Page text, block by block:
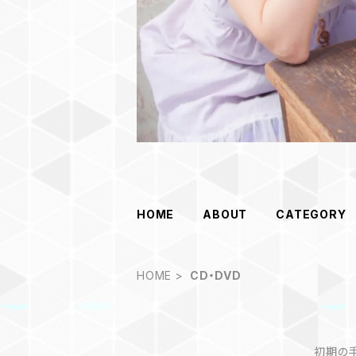
HOME ABOUT CATEGORY
HOME CD・DVD
初期の